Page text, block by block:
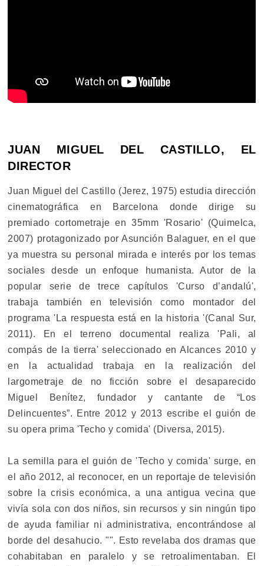
JUAN MIGUEL DEL CASTILLO, EL
DIRECTOR
Juan Miguel del Castillo (Jerez, 1975) estudia dirección
cinematográfica en Barcelona donde dirige su
premiado cortometraje en 35mm 'Rosario' (Quimelca,
2007) protagonizado por Asunción Balaguer, en el que
ya muestra su personal mirada e interés por los temas
sociales desde un enfoque humanista. Autor de la
popular serie de trece capítulos 'Curso d’andalú',
trabaja también en televisión como montador del
programa 'La respuesta está en la historia '(Canal Sur,
2011). En el terreno documental realiza 'Pali, al
compás de la tierra' seleccionado en Alcances 2010 y
en la actualidad trabaja en la realización del
largometraje de no ficción sobre el desaparecido
Miguel Benítez, fundador y cantante de “Los
Delincuentes”. Entre 2012 y 2013 escribe el guión de
su opera prima 'Techo y comida' (Diversa, 2015).
La semilla para el guión de 'Techo y comida' surge, en
el año 2012, al reconocer, en un reportaje de televisión
sobre la crisis económica, a una antigua vecina que
vivía sola con dos niños, sin recursos y sin ningún tipo
de ayuda familiar ni administrativa, encontrándose al
borde del desahucio. "". Esto revelaba dos dramas que
cohabitaban en paralelo y se retroalimentaban. El